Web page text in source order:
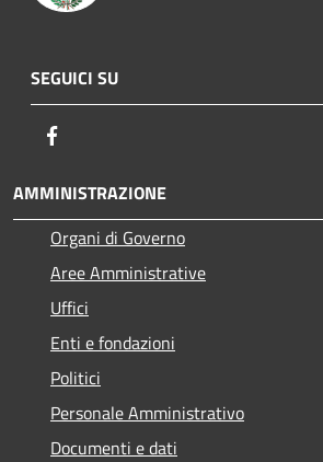
SEGUICI SU
AMMINISTRAZIONE
Organi di Governo
Aree Amministrative
Uffici
Enti e fondazioni
Politici
Personale Amministrativo
Documenti e dati